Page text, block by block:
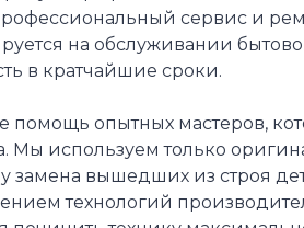
сервис и
на обслуживании
в кратчайшие сроки.
помощь опытных мастеров,
Мы используем только
замена вышедших из строя
технологий